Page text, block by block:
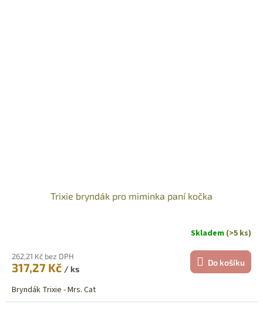
Trixie bryndák pro miminka paní kočka
Skladem (>5 ks)
262,21 Kč bez DPH
317,27 Kč / ks
Do košíku
Bryndák Trixie - Mrs. Cat